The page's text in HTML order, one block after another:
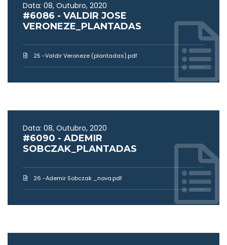
Data: 08, Outubro, 2020
#6086 - VALDIR JOSE
VERONEZE_PLANTADAS
25 -Valdir Veroneze (plantadas).pdf
Data: 08, Outubro, 2020
#6090 - ADEMIR
SOBCZAK_PLANTADAS
26 -Ademir Sobczak _nova.pdf